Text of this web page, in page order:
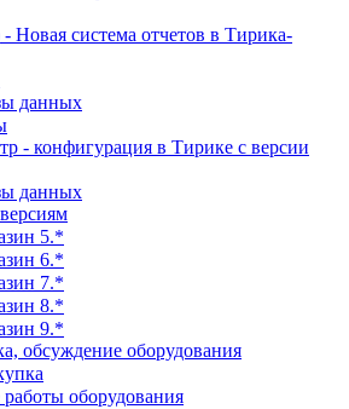
Новая система отчетов в Тирика-
данных
- конфигурация в Тирике с версии
данных
5.*
6.*
7.*
8.*
9.*
обсуждение оборудования
оборудования